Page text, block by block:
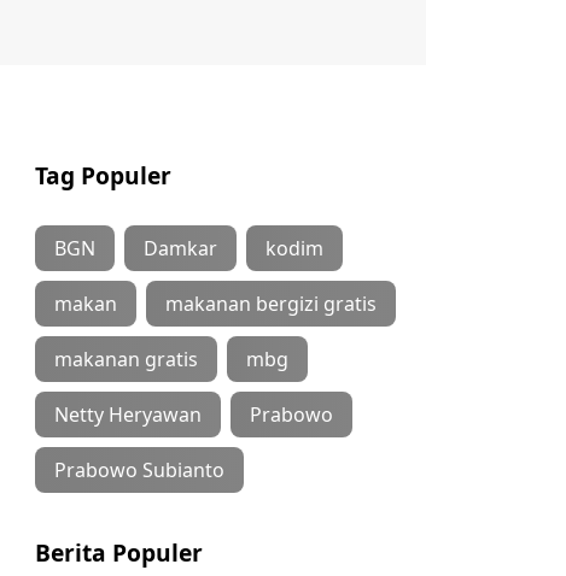
Tag Populer
BGN Damkar kodim
makan makanan bergizi gratis
makanan gratis mbg
Netty Heryawan Prabowo
Prabowo Subianto
Berita Populer